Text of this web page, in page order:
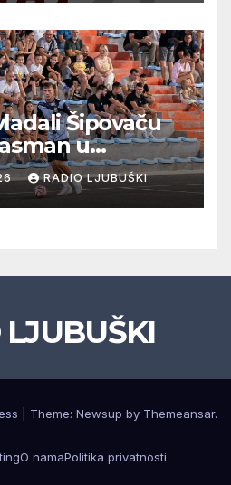
Šipovaču
u
izborio
Klobuk ispao,
četvrtfinale
RADIO LJUBUŠKI
Theme: Newsup by Themeansar.
O namaPolitika privatnosti